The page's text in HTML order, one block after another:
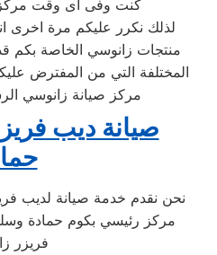
كنت وفى اى وقت مركز
لذلك نكرر عليكم مرة اخرى
منتجات زانوسي الخاصة بكم
المختلفة التي من المفترض
مركز صيانة زانوسي الرسمى
صيانة ديب
نحن نقدم خدمة صيانة لديب
مركز رئيسي بكوم حمادة
فريزر